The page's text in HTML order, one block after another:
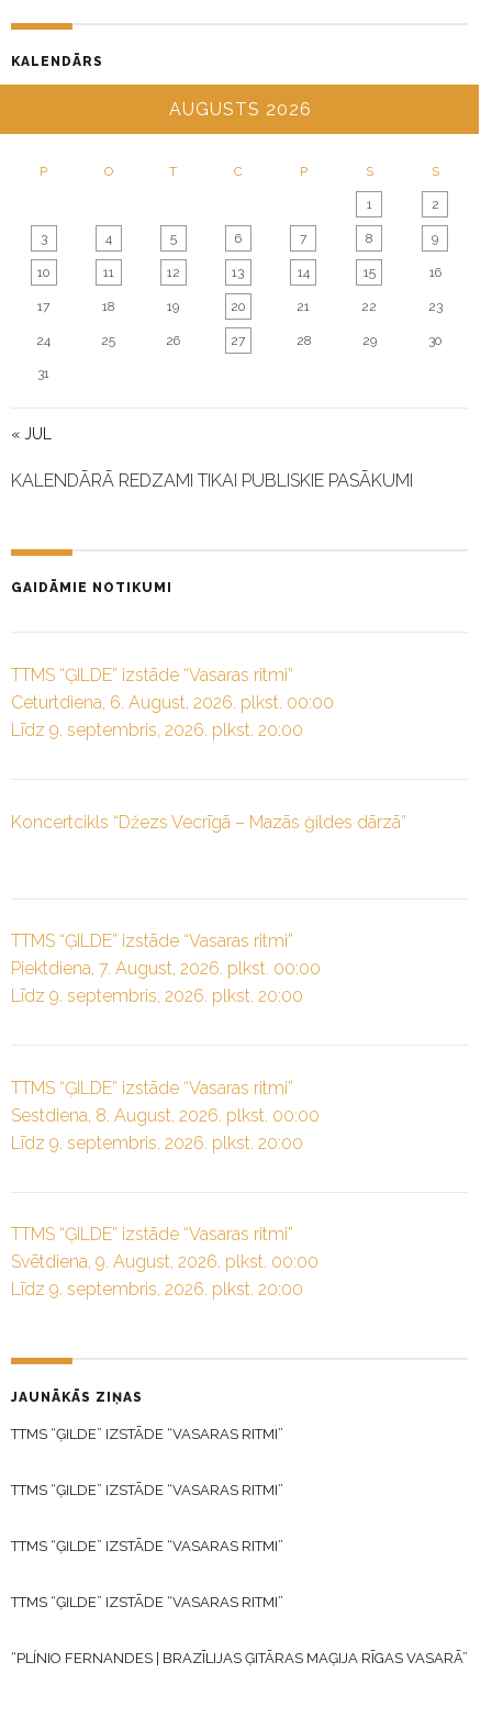
KALENDĀRS
AUGUSTS 2026
P O T C P S S
« JUL
1 2
3 4 5 6 7 8 9
10 11 12 13 14 15 16
17 18 19 20 21 22 23
24 25 26 27 28 29 30
31
KALENDĀRĀ REDZAMI TIKAI PUBLISKIE PASĀKUMI
GAIDĀMIE NOTIKUMI
TTMS “ĢILDE” izstāde “Vasaras ritmi”
Ceturtdiena, 6. August, 2026. plkst. 00:00
Līdz 9. septembris, 2026. plkst. 20:00
Koncertcikls “Džezs Vecrīgā – Mazās ģildes dārzā”
TTMS “ĢILDE” izstāde “Vasaras ritmi”
Piektdiena, 7. August, 2026. plkst. 00:00
Līdz 9. septembris, 2026. plkst. 20:00
TTMS “ĢILDE” izstāde “Vasaras ritmi”
Sestdiena, 8. August, 2026. plkst. 00:00
Līdz 9. septembris, 2026. plkst. 20:00
TTMS “ĢILDE” izstāde “Vasaras ritmi”
Svētdiena, 9. August, 2026. plkst. 00:00
Līdz 9. septembris, 2026. plkst. 20:00
JAUNĀKĀS ZIŅAS
TTMS “ĢILDE” IZSTĀDE “VASARAS RITMI”
TTMS “ĢILDE” IZSTĀDE “VASARAS RITMI”
TTMS “ĢILDE” IZSTĀDE “VASARAS RITMI”
TTMS “ĢILDE” IZSTĀDE “VASARAS RITMI”
“PLÍNIO FERNANDES | BRAZĪLIJAS ĢITĀRAS MAĢIJA RĪGAS VASARĀ”